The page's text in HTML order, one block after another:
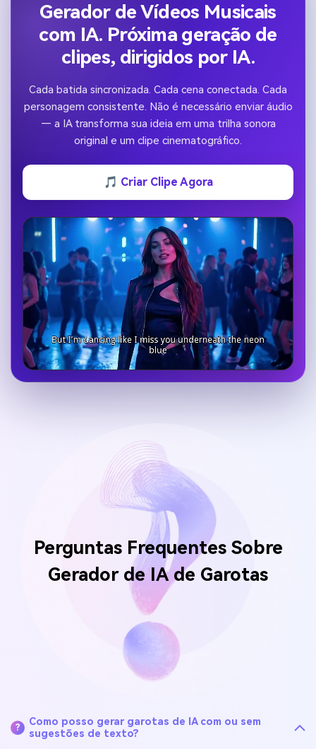
Gerador de Vídeos Musicais
com IA. Próxima geração de
clipes, dirigidos por IA.
Cada batida sincronizada. Cada cena conectada. Cada
personagem consistente. Não é necessário enviar áudio
— a IA transforma sua ideia em uma trilha sonora
original e um clipe cinematográfico.
🎵 Criar Clipe Agora
Perguntas Frequentes Sobre
Gerador de IA de Garotas
?
Como posso gerar garotas de IA com ou sem
sugestões de texto?